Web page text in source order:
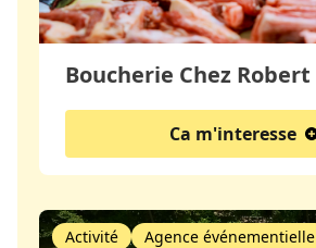
Boucherie Chez Robert
Ca m'interesse
Activité Agence événementielle